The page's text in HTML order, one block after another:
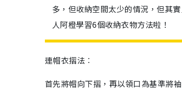
多，但收納空間太少的情況，但其
人阿橙學習6個收納衣物方法啦！
連帽衣摺法︰
首先將帽向下摺，再以領口為基準將